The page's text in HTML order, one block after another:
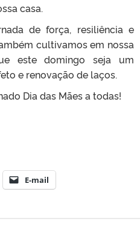
casa.
de força, resiliência e
cultivamos em nossa
este domingo seja um
e renovação de laços.
Dia das Mães a todas!
E-mail